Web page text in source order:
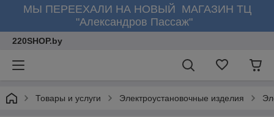
МЫ ПЕРЕЕХАЛИ НА НОВЫЙ МАГАЗИН ТЦ
"Александров Пассаж"
220SHOP.by
Товары и услуги Электроустановочные изделия